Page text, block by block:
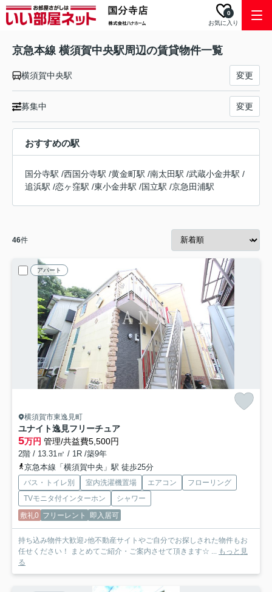
お気に入り
0
京急本線 横須賀中央駅周辺の賃貸物件一覧
横須賀中央駅 変更
募集中 変更
おすすめの駅
国分寺駅 /西国分寺駅 /黄金町駅 /南太田駅 /武蔵小金井駅 /
追浜駅 /恋ヶ窪駅 /東小金井駅 /国立駅 /京急田浦駅
46件
アパート
横須賀市東逸見町
ユナイト逸見フリーチュア
5万円 管理/共益費5,500円
2階 / 13.31㎡ / 1R /築9年
京急本線「横須賀中央」駅 徒歩25分
バス・トイレ別 室内洗濯機置場 エアコン
フローリング
TVモニタ付インターホン
シャワー
敷礼0 フリーレント 即入居可
持ち込み物件大歓迎♪他不動産サイトやご自分でお探しされた物件もお
任せください！ まとめてご紹介・ご案内させて頂きます☆ ... もっと見
る